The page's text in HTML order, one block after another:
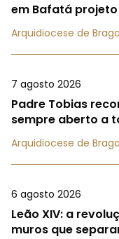
em Bafatá
Arquidiocese de Braga
7 agosto 2026
Padre Tobias
sempre aberto a
Arquidiocese de Braga
6 agosto 2026
Leão XIV: a
muros que